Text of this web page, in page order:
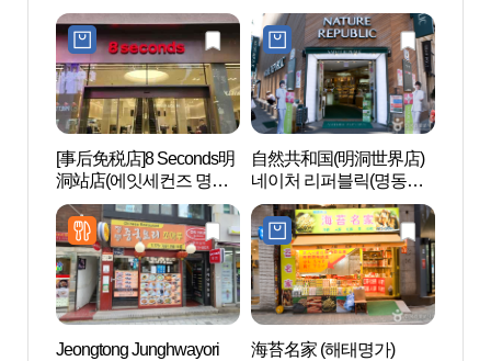
리점)
[事后免税店]8 Seconds明
洞站店(에잇세컨즈 명동
역점)
自然共和国(明洞世界店)
네이처 리퍼블릭(명동월
드점)
Jeongtong Junghwayori
海苔名家 (해태명가)